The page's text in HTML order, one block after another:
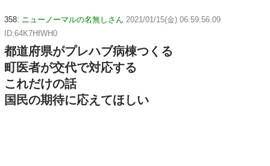
358: ニューノーマルの名無しさん 2021/01/15(金) 06:59:56.09
ID:64K7HfWH0
都道府県がプレハブ病棟つくる
町医者が交代で対応する
これだけの話
国民の期待に応えてほしい